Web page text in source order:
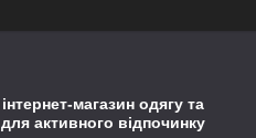
магазин одягу та
активного відпочинку